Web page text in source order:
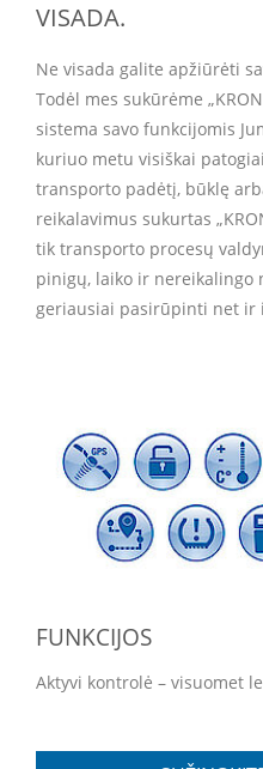
VISADA.
Ne visada galite apžiūrėti
Todėl mes sukūrėme
sistema savo funkcijomis
kuriuo metu visiškai
transporto padėtį, būklę
reikalavimus sukurtas
tik transporto procesų
pinigų, laiko ir nereikalingo
geriausiai pasirūpinti net ir
FUNKCIJOS
Aktyvi kontrolė – visuomet